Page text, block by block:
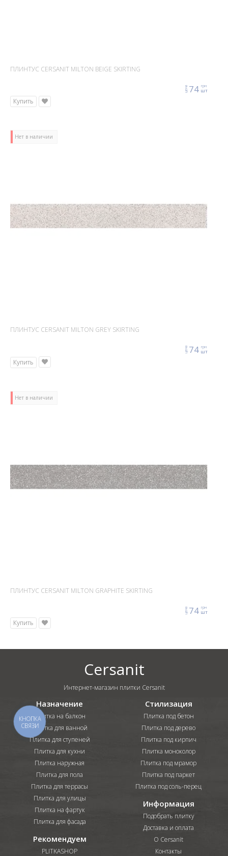
ПЛИНТУС CERSANIT MILTON BEIGE SKIRTING
цена 74 грн
шт
Купить
Нет в наличии
ПЛИНТУС CERSANIT MILTON GREY SKIRTING
цена 74 грн
шт
Купить
Нет в наличии
ПЛИНТУС CERSANIT MILTON GRAPHITE SKIRTING
цена 74 грн
шт
Купить
Cersanit
Интернет-магазин плитки Cersanit
Назначение
Плитка на балкон
Плитка для ванной
Плитка для ступеней
Плитка для кухни
Плитка наружная
Плитка для пола
Плитка для террасы
Плитка для улицы
Плитка на фартук
Плитка для фасада
Стилизация
Плитка под бетон
Плитка под дерево
Плитка под кирпич
Плитка моноколор
Плитка под мрамор
Плитка под паркет
Плитка под соль-перец
Информация
Подобрать плитку
Доставка и оплата
О Cersanit
Контакты
Рекомендуем
PLITKASHOP
КНОПКА
СВЯЗИ